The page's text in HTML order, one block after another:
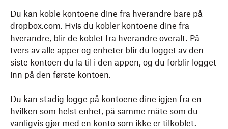
Du kan koble kontoene dine fra hverandre bare på
dropbox.com. Hvis du kobler kontoene dine fra
hverandre, blir de koblet fra hverandre overalt. På
tvers av alle apper og enheter blir du logget av den
siste kontoen du la til i den appen, og du forblir logget
inn på den første kontoen.
Du kan stadig logge på kontoene dine igjen fra en
hvilken som helst enhet, på samme måte som du
vanligvis gjør med en konto som ikke er tilkoblet.